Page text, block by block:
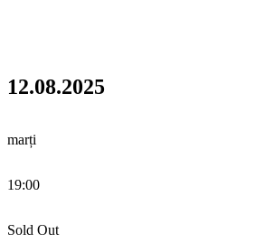
12.08.2025
marți
19:00
Sold Out